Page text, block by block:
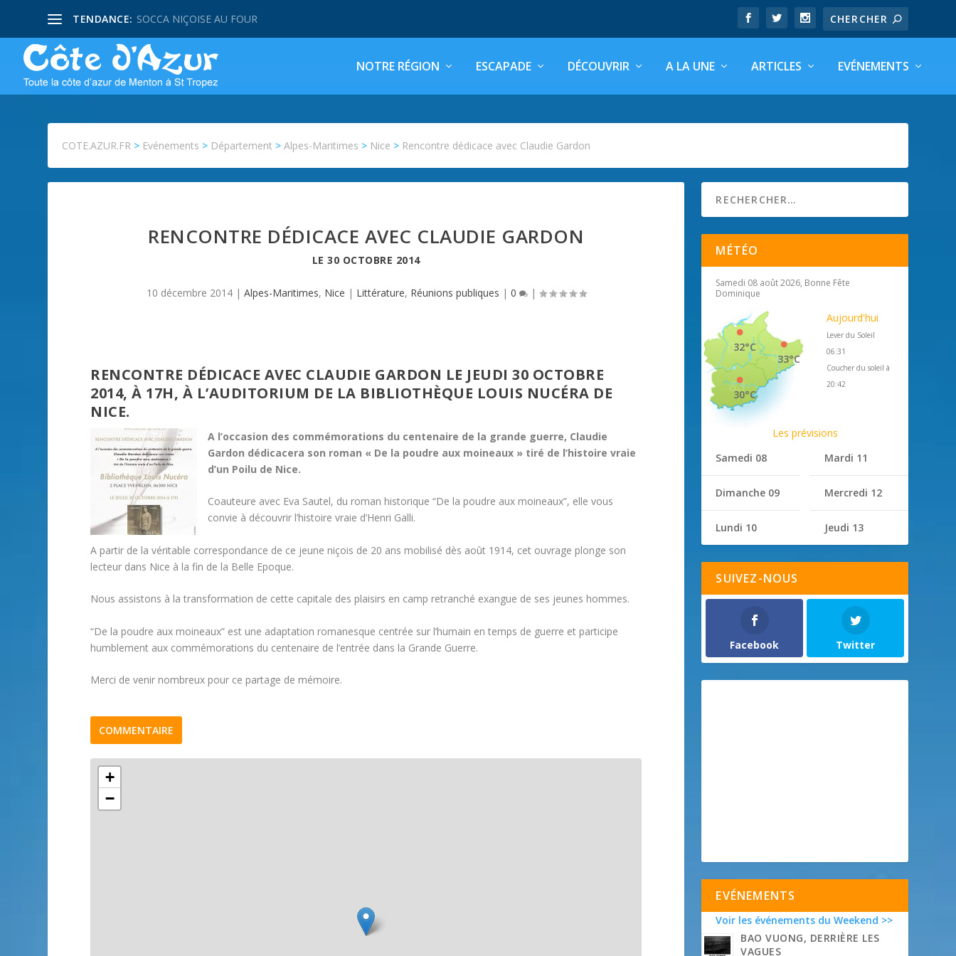
TENDANCE: SOCCA NIÇOISE AU FOUR
NOTRE RÉGION ESCAPADE DÉCOUVRIR A LA UNE ARTICLES EVÉNEMENTS
COTE.AZUR.FR > Evénements > Département >Alpes-Maritimes > Nice > Rencontre dédicace avec Claudie Gardon
RENCONTRE DÉDICACE AVEC CLAUDIE GARDON
LE30 OCTOBRE 2014
10 décembre 2014| Alpes-Maritimes, Nice | Littérature, Réunions publiques | 0 |
RENCONTRE DÉDICACE AVEC CLAUDIE GARDON LE JEUDI 30 OCTOBRE
2014, À 17H, À L’AUDITORIUM DE LA BIBLIOTHÈQUE LOUIS NUCÉRA DE
NICE.
A l’occasion des commémorations du centenaire de la grande guerre, Claudie
Gardon dédicacera son roman « De la poudre aux moineaux » tiré de l’histoire vraie
d’un Poilu de Nice.
Coauteure avec Eva Sautel, du roman historique “De la poudre aux moineaux”, elle vous
convie à découvrir l’histoire vraie d’Henri Galli.
A partir de la véritable correspondance de ce jeune niçois de 20 ans mobilisé dès août 1914, cet ouvrage plonge son
lecteur dans Nice à la fin de la Belle Epoque.
Nous assistons à la transformation de cette capitale des plaisirs en camp retranché exangue de ses jeunes hommes.
“De la poudre aux moineaux” est une adaptation romanesque centrée sur l’humain en temps de guerre et participe
humblement aux commémorations du centenaire de l’entrée dans la Grande Guerre.
Merci de venir nombreux pour ce partage de mémoire.
COMMENTAIRE
+
−
MÉTÉO
Samedi 08 août 2026, Bonne Fête
Dominique
33°C
32°C
30°C
Aujourd'hui
Lever du Soleil
06:31
Coucher du soleil à
20:42
Les prévisions
Samedi 08
Dimanche 09
Lundi 10
Mardi 11
Mercredi 12
Jeudi 13
SUIVEZ-NOUS
Facebook Twitter
EVÉNEMENTS
Voir les événements du Weekend >>
BAO VUONG, DERRIÈRE LES
VAGUES